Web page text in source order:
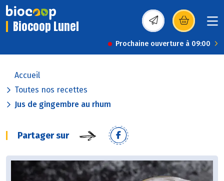
Biocoop Lunel (s’ouvre dans une
Prochaine ouverture à 09:00
Accueil
Toutes nos recettes
Jus de gingembre au rhum
Partager sur